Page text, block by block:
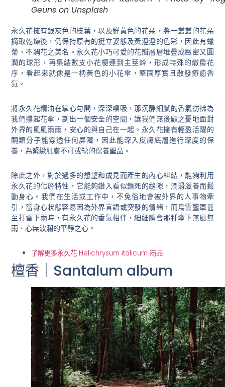
Geuns on Unsplash
永久花擁有銀灰色的枝葉，以及鮮黃色的花朵，將一叢叢的花朵
摘取乾燥後，仍保持原有的挺立姿態及黃澄澄的色彩，因此有蠟
菊、不凋花之美名。永久花小巧可愛的花瓣層層堆疊成緻密又圓
潤的球形，再集結數支小花梗連到主莖幹，形成特殊的繖房花
序，看起來就像是一柄黃色的小花傘，堅固厚實且散發療癒香
氣。
將永久花精油在掌心勻開，深深嗅吸，那沉靜細膩的香氣彷彿為
我們撐起花傘，劃出一個安全的空間，讓我們無後顧之憂地面對
外界的風風雨雨，安心的與自己在一起。永久花擁有輕盈活躍的
酮類分子能穿透任何屏障，因此能深入皮膚底層進行深度的保
養，為緊緻肌膚不可或缺的保養聖品。
除此之外，對於過多的想望和成見而產生的內心糾結，能夠利用
永久花的化瘀特性，它能夠鑽入看似鎖死的縫隙，潤滑滋養而鬆
動身心。我們在生活或工作中，不免俗地會被外界的人事物牽
引，當身心狀態容易因為外界言語或突發的情緒，而烏雲壟罩甚
至打雷下雨時，有永久花的香氣相伴，細細體會那種傘下無風無
雨、心無波瀾的平靜之心。
了解更多永久花 Helichrysum italicum 商品
檀香｜Santalum album